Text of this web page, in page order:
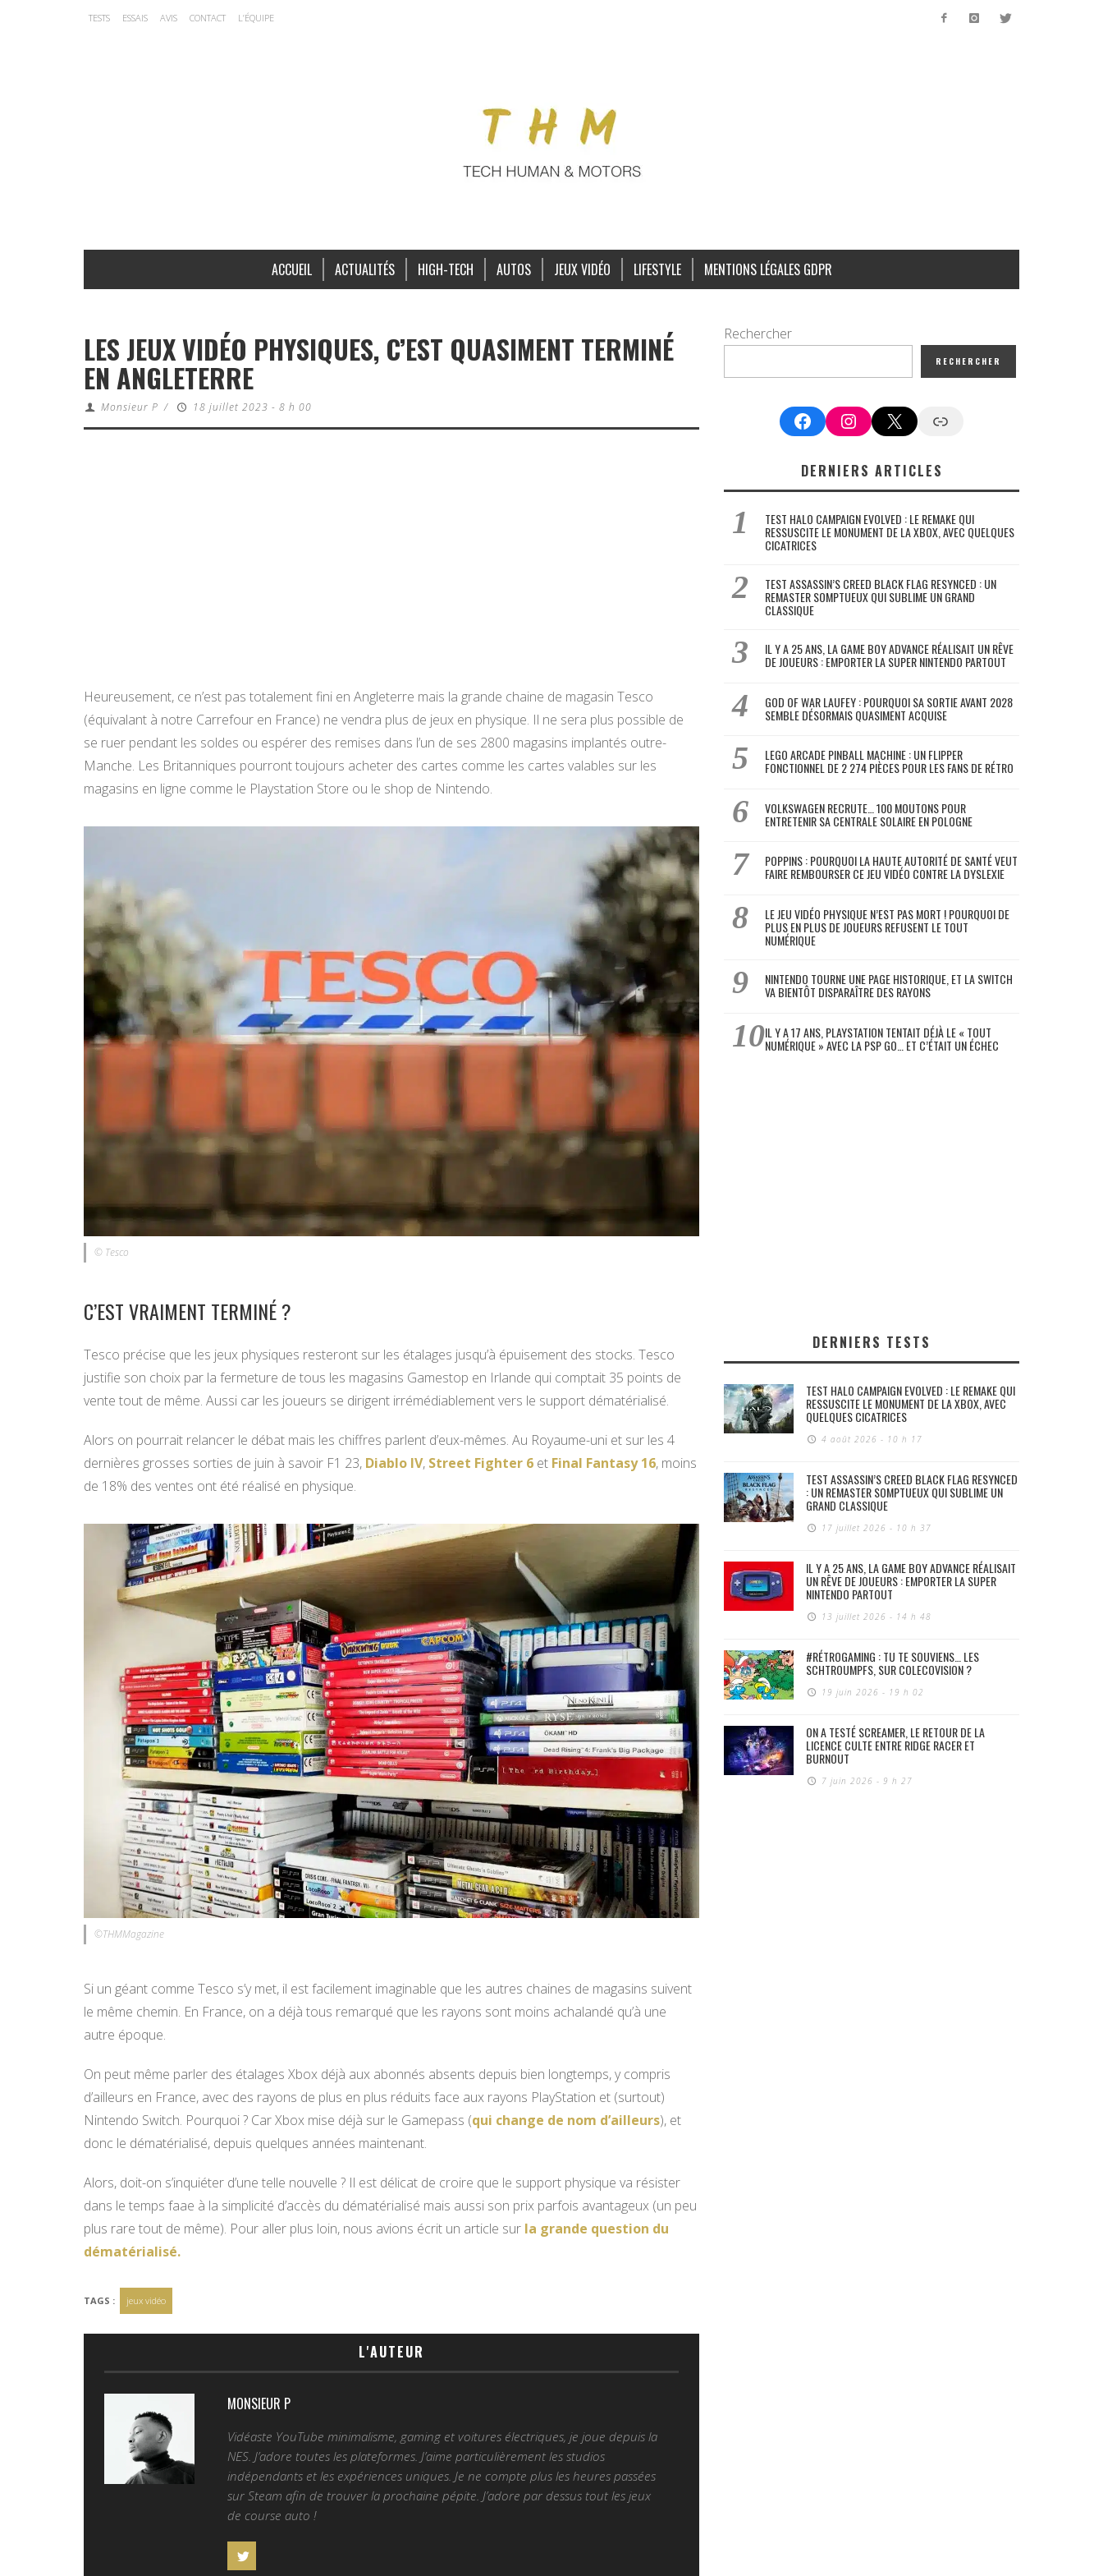
TESTS ESSAIS AVIS CONTACT L’ÉQUIPE
ACCUEIL ACTUALITÉS HIGH-TECH AUTOS JEUX VIDÉO LIFESTYLE MENTIONS LÉGALES GDPR
LES JEUX VIDÉO PHYSIQUES, C’EST QUASIMENT TERMINÉ
EN ANGLETERRE
Monsieur P / 18 juillet 2023 - 8 h 00
Heureusement, ce n’est pas totalement fini en Angleterre mais la grande chaine de magasin Tesco
(équivalant à notre Carrefour en France) ne vendra plus de jeux en physique. Il ne sera plus possible de
se ruer pendant les soldes ou espérer des remises dans l’un de ses 2800 magasins implantés outre-
Manche. Les Britanniques pourront toujours acheter des cartes comme les cartes valables sur les
magasins en ligne comme le Playstation Store ou le shop de Nintendo.
© Tesco
C’EST VRAIMENT TERMINÉ ?
Tesco précise que les jeux physiques resteront sur les étalages jusqu’à épuisement des stocks. Tesco
justifie son choix par la fermeture de tous les magasins Gamestop en Irlande qui comptait 35 points de
vente tout de même. Aussi car les joueurs se dirigent irrémédiablement vers le support dématérialisé.
Alors on pourrait relancer le débat mais les chiffres parlent d’eux-mêmes. Au Royaume-uni et sur les 4
dernières grosses sorties de juin à savoir F1 23, Diablo IV, Street Fighter 6 et Final Fantasy 16, moins
de 18% des ventes ont été réalisé en physique.
©THMMagazine
Si un géant comme Tesco s’y met, il est facilement imaginable que les autres chaines de magasins suivent
le même chemin. En France, on a déjà tous remarqué que les rayons sont moins achalandé qu’à une
autre époque.
On peut même parler des étalages Xbox déjà aux abonnés absents depuis bien longtemps, y compris
d’ailleurs en France, avec des rayons de plus en plus réduits face aux rayons PlayStation et (surtout)
Nintendo Switch. Pourquoi ? Car Xbox mise déjà sur le Gamepass (qui change de nom d’ailleurs), et
donc le dématérialisé, depuis quelques années maintenant.
Alors, doit-on s’inquiéter d’une telle nouvelle ? Il est délicat de croire que le support physique va résister
dans le temps faae à la simplicité d’accès du dématérialisé mais aussi son prix parfois avantageux (un peu
plus rare tout de même). Pour aller plus loin, nous avions écrit un article sur la grande question du
dématérialisé.
TAGS : jeux vidéo
L'AUTEUR
MONSIEUR P
Vidéaste YouTube minimalisme, gaming et voitures électriques, je joue depuis la
NES. J’adore toutes les plateformes. J’aime particulièrement les studios
indépendants et les expériences uniques. Je ne compte plus les heures passées
sur Steam afin de trouver la prochaine pépite. J’adore par dessus tout les jeux
de course auto !
Rechercher
RECHERCHER
FacebookInstagram
X Google News
DERNIERS ARTICLES
TEST HALO CAMPAIGN EVOLVED : LE REMAKE QUI
RESSUSCITE LE MONUMENT DE LA XBOX, AVEC QUELQUES
CICATRICES
TEST ASSASSIN’S CREED BLACK FLAG RESYNCED : UN
REMASTER SOMPTUEUX QUI SUBLIME UN GRAND
CLASSIQUE
IL Y A 25 ANS, LA GAME BOY ADVANCE RÉALISAIT UN RÊVE
DE JOUEURS : EMPORTER LA SUPER NINTENDO PARTOUT
GOD OF WAR LAUFEY : POURQUOI SA SORTIE AVANT 2028
SEMBLE DÉSORMAIS QUASIMENT ACQUISE
LEGO ARCADE PINBALL MACHINE : UN FLIPPER
FONCTIONNEL DE 2 274 PIÈCES POUR LES FANS DE RÉTRO
VOLKSWAGEN RECRUTE… 100 MOUTONS POUR
ENTRETENIR SA CENTRALE SOLAIRE EN POLOGNE
POPPINS : POURQUOI LA HAUTE AUTORITÉ DE SANTÉ VEUT
FAIRE REMBOURSER CE JEU VIDÉO CONTRE LA DYSLEXIE
LE JEU VIDÉO PHYSIQUE N’EST PAS MORT ! POURQUOI DE
PLUS EN PLUS DE JOUEURS REFUSENT LE TOUT
NUMÉRIQUE
NINTENDO TOURNE UNE PAGE HISTORIQUE, ET LA SWITCH
VA BIENTÔT DISPARAÎTRE DES RAYONS
IL Y A 17 ANS, PLAYSTATION TENTAIT DÉJÀ LE « TOUT
NUMÉRIQUE » AVEC LA PSP GO… ET C’ÉTAIT UN ÉCHEC
DERNIERS TESTS
TEST HALO CAMPAIGN EVOLVED : LE REMAKE QUI
RESSUSCITE LE MONUMENT DE LA XBOX, AVEC
QUELQUES CICATRICES
4 août 2026 - 10 h 17
TEST ASSASSIN’S CREED BLACK FLAG RESYNCED
: UN REMASTER SOMPTUEUX QUI SUBLIME UN
GRAND CLASSIQUE
17 juillet 2026 - 10 h 37
IL Y A 25 ANS, LA GAME BOY ADVANCE RÉALISAIT
UN RÊVE DE JOUEURS : EMPORTER LA SUPER
NINTENDO PARTOUT
13 juillet 2026 - 14 h 48
#RÉTROGAMING : TU TE SOUVIENS… LES
SCHTROUMPFS, SUR COLECOVISION ?
19 juin 2026 - 19 h 02
ON A TESTÉ SCREAMER, LE RETOUR DE LA
LICENCE CULTE ENTRE RIDGE RACER ET
BURNOUT
7 juin 2026 - 9 h 27